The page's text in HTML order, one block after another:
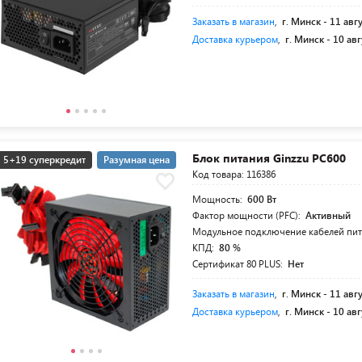
Заказать в магазин г. Минск - 11
Доставка курьером г. Минск - 10
5+19 суперкредит Разумная цена Блок питания Ginzzu PC600
Код товара: 116386
Мощность: 600 Вт
Фактор мощности (PFC): Активный
Модульное подключение кабелей
КПД: 80 %
Сертификат 80 PLUS: Нет
Заказать в магазин г. Минск - 11
Доставка курьером г. Минск - 10